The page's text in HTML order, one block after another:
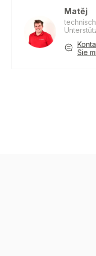
Matěj
Sie